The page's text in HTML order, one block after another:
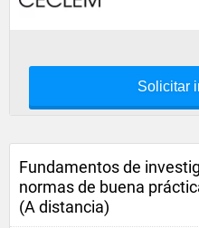
Solicitar
Fundamentos de
normas de buena
(A distancia)